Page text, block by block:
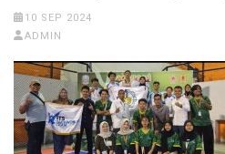
10 SEP 2024
ADMIN